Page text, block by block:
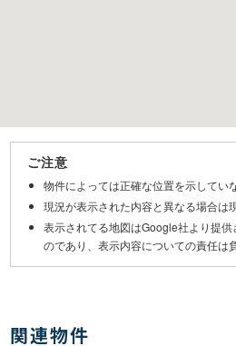
ご注意
物件によっては正確な位置を示してい
現況が表示された内容と異なる場合は
表示されてる地図はGoogle社より提
のであり、表示内容についての責任は
関連物件